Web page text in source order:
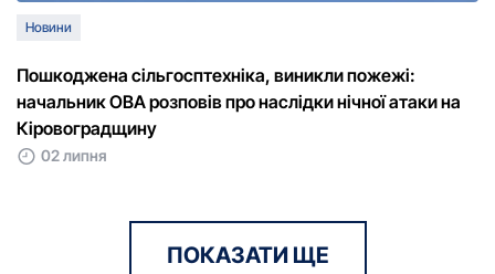
Новини
Пошкоджена сільгосптехніка, виникли пожежі:
начальник ОВА розповів про наслідки нічної атаки на
Кіровоградщину
02 липня
ПОКАЗАТИ ЩЕ